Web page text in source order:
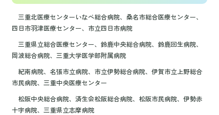
三重北医療センターいなべ総合病院、桑名市総合医療センター、
四日市羽津医療センター、市立四日市病院
三重県立総合医療センター、鈴鹿中央総合病院、鈴鹿回生病院、
岡波総合病院、三重大学医学部附属病院
紀南病院、名張市立病院、市立伊勢総合病院、伊賀市立上野総合
市民病院、三重中央医療センター
松阪中央総合病院、済生会松阪総合病院、松阪市民病院、伊勢赤
十字病院、三重県立志摩病院